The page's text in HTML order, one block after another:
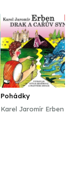
Pohádky
Karel Jaromír Erben